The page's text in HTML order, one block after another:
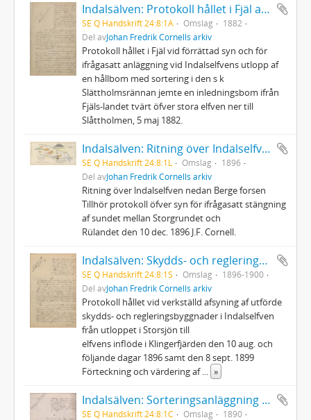
Indalsälven: Protokoll hållet i Fjäl ang syn och för ifrågasatt anläggning
SE Q Handskrift 24:8:1A Omslag
1882
Del avJohan Fredrik Cornells arkiv
Protokoll hållet i Fjäl vid förrättad syn och för
ifrågasatt anläggning vid Indalselfvens utlopp af
en hållbom med sortering i den s k
Slättholmsrännan jemte en inledningsbom ifrån
Fjäls-landet tvärt öfver stora elfven ner till
Slåttholmen, 5 maj 1882.
Indalsälven: Ritning över Indalselfven nedan Berge forsen
SE Q Handskrift 24:8:1L Omslag
1896
Del avJohan Fredrik Cornells arkiv
Ritning över lndalselfven nedan Berge forsen
Tillhör protokoll öfver syn för ifrågasatt stängning
af sundet mellan Storgrundet och
Rülandet den 10 dec. 1896 J.F. Cornell.
Indalsälven: Skydds- och regleringsbyggnader samt flottledsbyggnader
SE Q Handskrift 24:8:1S Omslag
1896-1900
Del avJohan Fredrik Cornells arkiv
Protokoll hållet vid verkställd afsyning af utförde
skydds- och regleringsbyggnader i Indalselfven
från utloppet i Storsjön till
elfvens inflöde i Klingerfjärden den 10 aug. och
följande dagar 1896 samt den 8 sept. 1899
Förteckning och värdering af
»
Indalsälven: Sorteringsanläggning vid utloppet
SE Q Handskrift 24:8:1C Omslag
1890